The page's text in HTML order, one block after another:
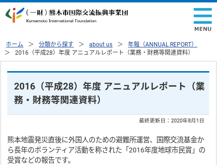
ホーム 分類から探す about us
年報（ANNUAL REPORT）
2016（平成28）年度 アニュアルレポート（業務・財務等関連資料）
2016（平成28）年度 アニュアルレポート（業
務・財務等関連資料）
最終更新日：2020年8月1日
熊本地震発災直後に外国人のための避難所運営、国際交流基金か
ら長年のボランティア活動を称された「2016年度地球市民賞」の
受賞などの報告です。